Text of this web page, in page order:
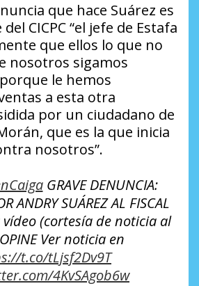
que hace Suárez es
CICPC “el jefe de Estafa
que ellos lo que no
nosotros sigamos
le hemos
a esta otra
por un ciudadano de
que es la que inicia
nosotros”.
GRAVE DENUNCIA:
ANDRY SUÁREZ AL FISCAL
vídeo (cortesía de noticia al
Ver noticia en
t.co/tLjsf2Dv9T
4KvSAgob6w